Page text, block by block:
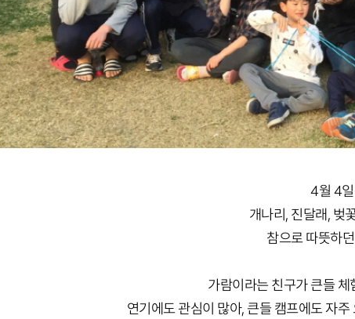
4월 4
개나리, 진달래, 벚
참으로 따뜻하
가람이라는 친구가 큰들
연기에도 관심이 많아, 큰들 캠프에도 자